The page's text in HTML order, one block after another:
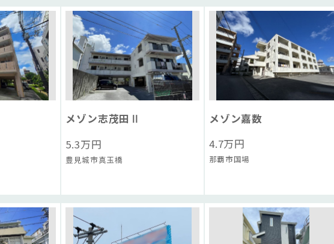
メゾン志茂田Ⅱ
5.3万円
豊見城市真玉橋
メゾン嘉数
4.7万円
那覇市国場